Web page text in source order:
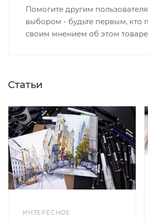
Помогите другим
выбором - будьте первым, кто
своим мнением об этом товаре
Статьи
ИНТЕРЕСНОЕ